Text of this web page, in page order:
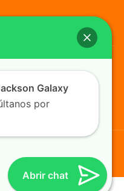
Abrir chat
Galaxy
por